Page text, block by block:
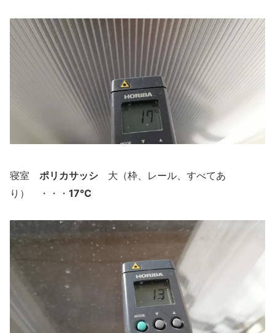
寝室 ポリカサッシ 大（枠、レール、すべてあ
り） ・・・ 17℃